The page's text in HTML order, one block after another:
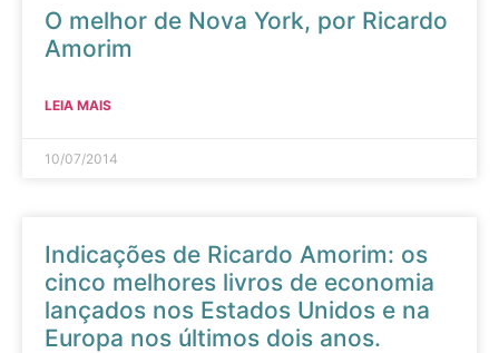
O melhor de Nova York, por Ricardo
Amorim
LEIA MAIS
10/07/2014
Indicações de Ricardo Amorim: os
cinco melhores livros de economia
lançados nos Estados Unidos e na
Europa nos últimos dois anos.